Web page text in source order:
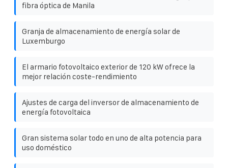
fibra óptica de Manila
Granja de almacenamiento de energía solar de
Luxemburgo
El armario fotovoltaico exterior de 120 kW ofrece la
mejor relación coste-rendimiento
Ajustes de carga del inversor de almacenamiento de
energía fotovoltaica
Gran sistema solar todo en uno de alta potencia para
uso doméstico